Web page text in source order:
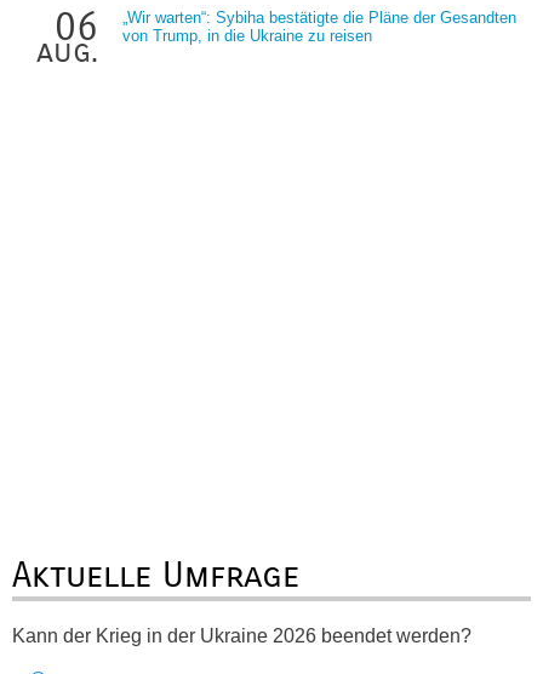
06
aug.
„Wir warten“: Sybiha bestätigte die Pläne der Gesandten
von Trump, in die Ukraine zu reisen
Aktuelle Umfrage
Kann der Krieg in der Ukraine 2026 beendet werden?